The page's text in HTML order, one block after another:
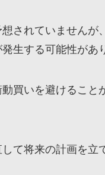
されていませんが
生する可能性があ
買いを避けること
て将来の計画を立